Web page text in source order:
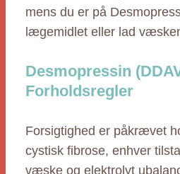
mens du er på
lægemidlet eller lad
Desmopressin
Forholdsregler
Forsigtighed er påkrævet
cystisk fibrose, enhver
væske og elektrolyt